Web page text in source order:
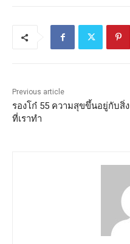
Previous article
รองโก๋ 55 ความสุขขึ้นอยู่กับสิ่ง
ที่เราทำ